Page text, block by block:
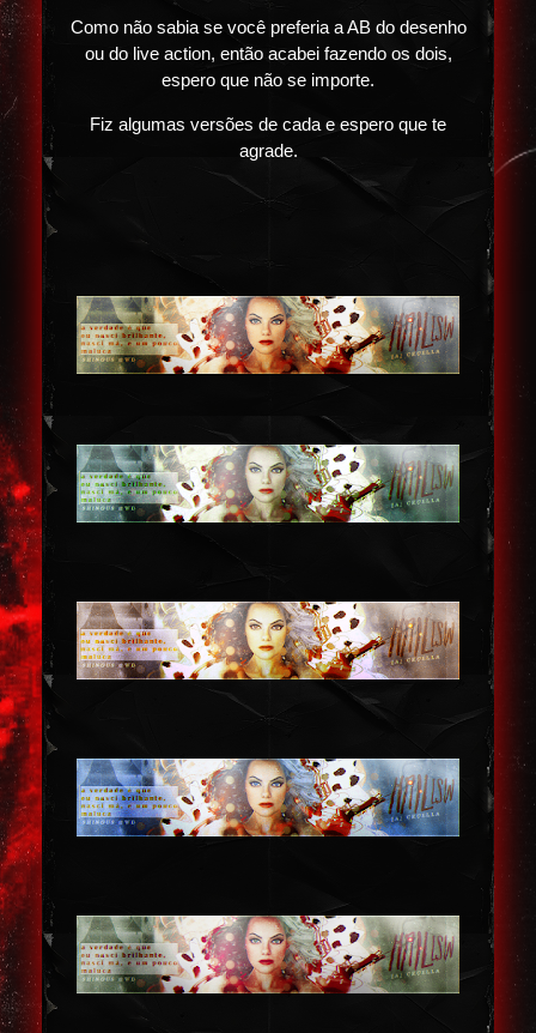
Como não sabia se você preferia a AB do desenho
ou do live action, então acabei fazendo os dois,
espero que não se importe.
Fiz algumas versões de cada e espero que te
agrade.